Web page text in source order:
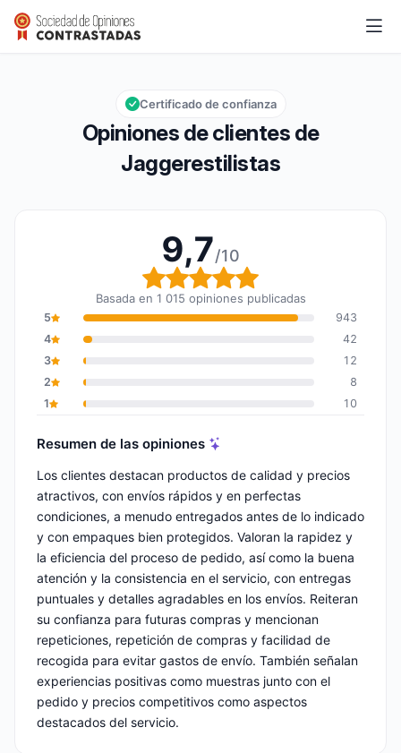
Jaggerestilistas
Calificación global: 9,7 de 10
9,7/10
Opiniones de clientes de
Jaggerestilistas
Certificado de confianza
9,7/10
Calificación global: 9,7
Basada en 1 015 opiniones publicadas
5
943
4
42
3
12
2
8
1
10
Resumen de las opiniones
Los clientes destacan productos de calidad y precios
atractivos, con envíos rápidos y en perfectas
condiciones, a menudo entregados antes de lo indicado
y con empaques bien protegidos. Valoran la rapidez y
la eficiencia del proceso de pedido, así como la buena
atención y la consistencia en el servicio, con entregas
puntuales y detalles agradables en los envíos. Reiteran
su confianza para futuras compras y mencionan
repeticiones, repetición de compras y facilidad de
recogida para evitar gastos de envío. También señalan
experiencias positivas como muestras junto con el
pedido y precios competitivos como aspectos
destacados del servicio.